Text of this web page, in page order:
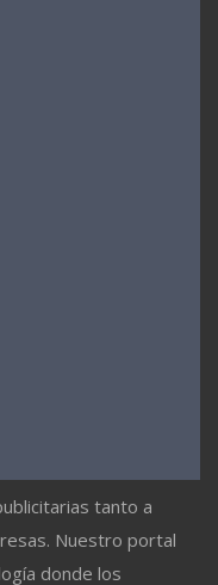
tanto a
Nuestro portal
donde los